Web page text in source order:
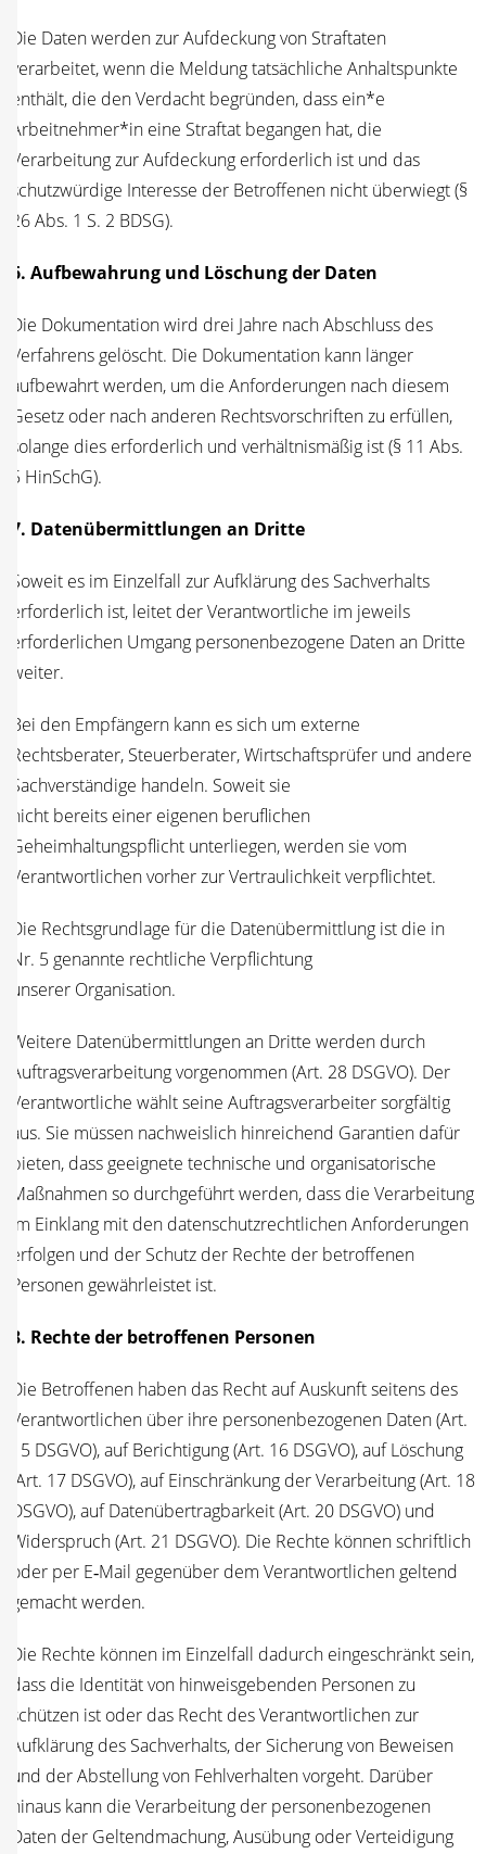
Die Daten wer­den zur Auf­de­ckung von Straf­ta­ten
ver­ar­bei­tet, wenn die Mel­dung tat­säch­li­che Anhalts­punk­te
ent­hält, die den Ver­dacht begrün­den, dass ein*e
Arbeitnehmer*in eine Straf­tat began­gen hat, die
Ver­ar­bei­tung zur Auf­de­ckung erfor­der­lich ist und das
schutz­wür­di­ge Inter­es­se der Betrof­fe­nen nicht über­wiegt (§
26 Abs. 1 S. 2 BDSG).
6. Auf­be­wah­rung und Löschung der Daten
Die Doku­men­ta­ti­on wird drei Jah­re nach Abschluss des
Ver­fah­rens gelöscht. Die Doku­men­ta­ti­on kann län­ger
auf­be­wahrt wer­den, um die Anfor­de­run­gen nach die­sem
Gesetz oder nach ande­ren Rechts­vor­schrif­ten zu erfül­len,
solan­ge dies erfor­der­lich und ver­hält­nis­mä­ßig ist (§ 11 Abs.
5 HinSchG).
7. Daten­über­mitt­lun­gen an Drit­te
Soweit es im Ein­zel­fall zur Auf­klä­rung des Sach­ver­halts
erfor­der­lich ist, lei­tet der Ver­ant­wort­li­che im jeweils
erfor­der­li­chen Umgang per­so­nen­be­zo­ge­ne Daten an Drit­te
weiter.
Bei den Emp­fän­gern kann es sich um exter­ne
Rechts­be­ra­ter, Steu­er­be­ra­ter, Wirt­schafts­prü­fer und ande­re
Sach­ver­stän­di­ge han­deln. Soweit sie
nicht bereits einer eige­nen beruf­li­chen
Geheim­hal­tungs­pflicht unter­lie­gen, wer­den sie vom
Ver­ant­wort­li­chen vor­her zur Ver­trau­lich­keit verpflichtet.
Die Rechts­grund­la­ge für die Daten­über­mitt­lung ist die in
Nr. 5 genann­te recht­li­che Ver­pflich­tung
unse­rer Organisation.
Wei­te­re Daten­über­mitt­lun­gen an Drit­te wer­den durch
Auf­trags­ver­ar­bei­tung vor­ge­nom­men (Art. 28 DSGVO). Der
Ver­ant­wort­li­che wählt sei­ne Auf­trags­ver­ar­bei­ter sorg­fäl­tig
aus. Sie müs­sen nach­weis­lich hin­rei­chend Garan­tien dafür
bie­ten, dass geeig­ne­te tech­ni­sche und orga­ni­sa­to­ri­sche
Maß­nah­men so durch­ge­führt wer­den, dass die Ver­ar­bei­tung
im Ein­klang mit den daten­schutz­recht­li­chen Anfor­de­run­gen
erfol­gen und der Schutz der Rech­te der betrof­fe­nen
Per­so­nen gewähr­leis­tet ist.
8. Rech­te der betrof­fe­nen Per­so­nen
Die Betrof­fe­nen haben das Recht auf Aus­kunft sei­tens des
Ver­ant­wort­li­chen über ihre per­so­nen­be­zo­ge­nen Daten (Art.
15 DSGVO), auf Berich­ti­gung (Art. 16 DSGVO), auf Löschung
(Art. 17 DSGVO), auf Ein­schrän­kung der Ver­ar­bei­tung (Art. 18
DSGVO), auf Daten­über­trag­bar­keit (Art. 20 DSGVO) und
Wider­spruch (Art. 21 DSGVO). Die Rech­te kön­nen schrift­lich
oder per E‑Mail gegen­über dem Ver­ant­wort­li­chen gel­tend
gemacht werden.
Die Rech­te kön­nen im Ein­zel­fall dadurch ein­ge­schränkt sein,
dass die Iden­ti­tät von hin­weis­ge­ben­den Per­so­nen zu
schüt­zen ist oder das Recht des Ver­ant­wort­li­chen zur
Auf­klä­rung des Sach­ver­halts, der Siche­rung von Bewei­sen
und der Abstel­lung von Fehl­ver­hal­ten vor­geht. Dar­über
hin­aus kann die Ver­ar­bei­tung der per­so­nen­be­zo­ge­nen
Daten der Gel­tend­ma­chung, Aus­übung oder Ver­tei­di­gung